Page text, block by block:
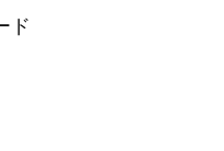
ド